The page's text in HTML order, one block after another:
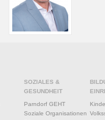
SOZIALES &
GESUNDHEIT
Parndorf GEHT
Soziale Organisationen